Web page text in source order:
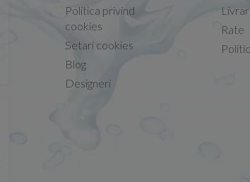
Conform descrierii!
13.02.2026
Politica privind
cookies
Setari cookies
Blog
Designeri
Rate